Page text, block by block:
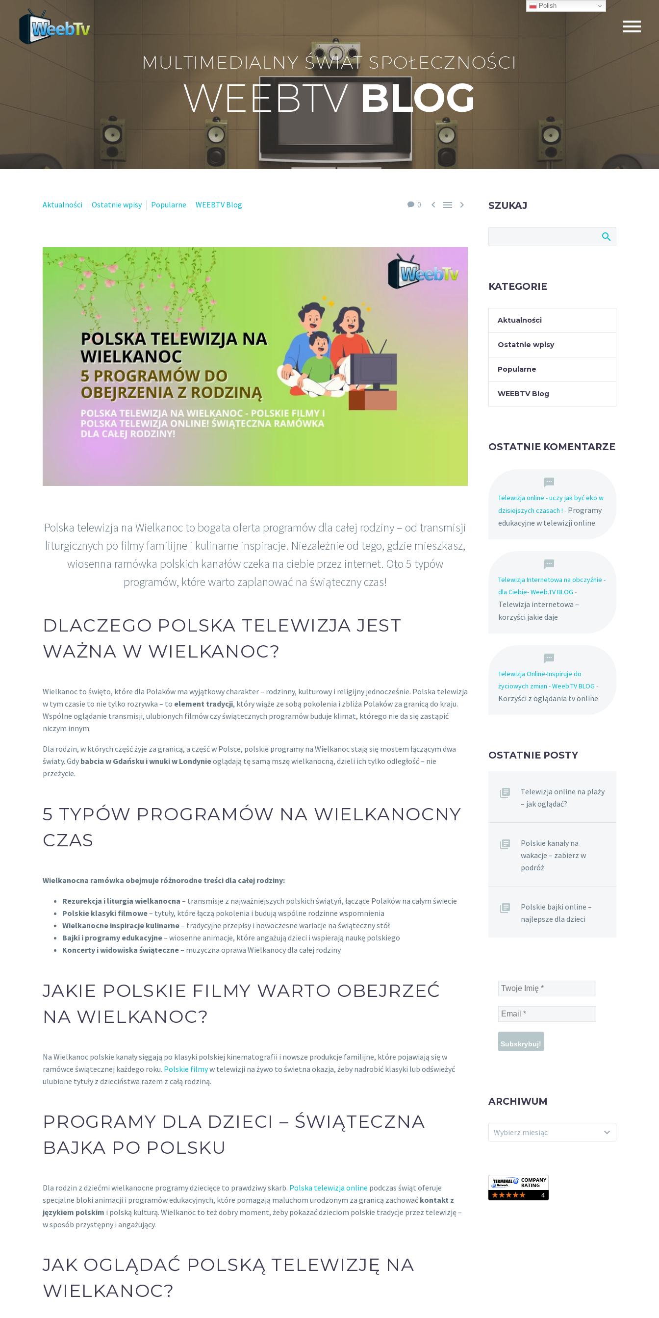
MULTIMEDIALNY ŚWIAT SPOŁECZNOŚCI
WEEBTVBLOG
0   
Aktualności Ostatnie wpisy Popularne WEEBTV Blog
Polska telewizja na Wielkanoc to bogata oferta programów dla całej rodziny – od transmisji
liturgicznych po filmy familijne i kulinarne inspiracje. Niezależnie od tego, gdzie mieszkasz,
wiosenna ramówka polskich kanałów czeka na ciebie przez internet. Oto 5 typów
programów, które warto zaplanować na świąteczny czas!
DLACZEGO POLSKA TELEWIZJA JEST
WAŻNA W WIELKANOC?
Wielkanoc to święto, które dla Polaków ma wyjątkowy charakter – rodzinny, kulturowy i religijny jednocześnie. Polska telewizja
w tym czasie to nie tylko rozrywka – to element tradycji, który wiąże ze sobą pokolenia i zbliża Polaków za granicą do kraju.
Wspólne oglądanie transmisji, ulubionych filmów czy świątecznych programów buduje klimat, którego nie da się zastąpić
niczym innym.
Dla rodzin, w których część żyje za granicą, a część w Polsce, polskie programy na Wielkanoc stają się mostem łączącym dwa
światy. Gdy babcia w Gdańsku i wnuki w Londynieoglądają tę samą mszę wielkanocną, dzieli ich tylko odległość – nie
przeżycie.
5 TYPÓW PROGRAMÓW NA WIELKANOCNY
CZAS
Wielkanocna ramówka obejmuje różnorodne treści dla całej rodziny:
Rezurekcja i liturgia wielkanocna – transmisje z najważniejszych polskich świątyń, łączące Polaków na całym świecie
Polskie klasyki filmowe– tytuły, które łączą pokolenia i budują wspólne rodzinne wspomnienia
Wielkanocne inspiracje kulinarne– tradycyjne przepisy i nowoczesne wariacje na świąteczny stół
Bajki i programy edukacyjne– wiosenne animacje, które angażują dzieci i wspierają naukę polskiego
Koncerty i widowiska świąteczne– muzyczna oprawa Wielkanocy dla całej rodziny
JAKIE POLSKIE FILMY WARTO OBEJRZEĆ
NA WIELKANOC?
Na Wielkanoc polskie kanały sięgają po klasyki polskiej kinematografii i nowsze produkcje familijne, które pojawiają się w
ramówce świątecznej każdego roku. Polskie filmyw telewizji na żywo to świetna okazja, żeby nadrobić klasyki lub odświeżyć
ulubione tytuły z dzieciństwa razem z całą rodziną.
PROGRAMY DLA DZIECI – ŚWIĄTECZNA
BAJKA PO POLSKU
Dla rodzin z dziećmi wielkanocne programy dziecięce to prawdziwy skarb. Polska telewizja online podczas świąt oferuje
specjalne bloki animacji i programów edukacyjnych, które pomagają maluchom urodzonym za granicą zachować kontakt z
językiem polskim i polską kulturą. Wielkanoc to też dobry moment, żeby pokazać dzieciom polskie tradycje przez telewizję –
w sposób przystępny i angażujący.
JAK OGLĄDAĆ POLSKĄ TELEWIZJĘ NA
WIELKANOC?
SZUKAJ
KATEGORIE
Aktualności
Ostatnie wpisy
Popularne
WEEBTV Blog
OSTATNIE KOMENTARZE
Telewizja online - uczy jak być eko w
dzisiejszych czasach ! - Programy
edukacyjne w telewizji online
Telewizja Internetowa na obczyźnie -
dla Ciebie- Weeb.TV BLOG -
Telewizja internetowa –
korzyści jakie daje
Telewizja Online-Inspiruje do
życiowych zmian - Weeb.TV BLOG -
Korzyści z oglądania tv online
OSTATNIE POSTY
Telewizja online na plaży
– jak oglądać?
Polskie kanały na
wakacje – zabierz w
podróż
Polskie bajki online –
najlepsze dla dzieci
Twoje
Imię
*
Email
*
ARCHIWUM
ARCHIWUM
Wybierz miesiąc
Polish